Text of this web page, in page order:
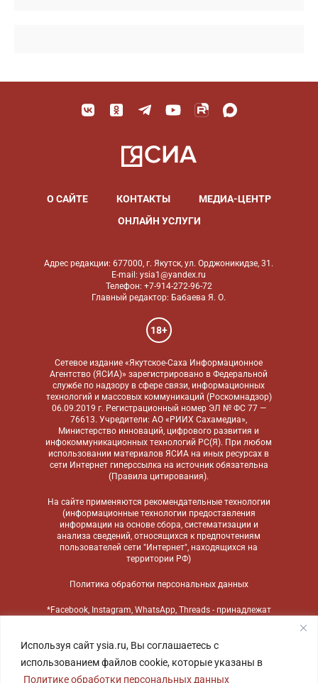
Используя сайт ysia.ru, Вы соглашаетесь с
использованием файлов cookie, которые указаны в
Политике обработки персональных данных
О САЙТЕ КОНТАКТЫ
МЕДИА-ЦЕНТР
ОНЛАЙН УСЛУГИ
Адрес редакции: 677000, г. Якутск, ул. Орджоникидзе, 31.
E-mail: ysia1@yandex.ru
Телефон: +7-914-272-96-72
Главный редактор: Бабаева Я. О.
18+
Сетевое издание «Якутское-Саха Информационное
Агентство (ЯСИА)» зарегистрировано в Федеральной
службе по надзору в сфере связи, информационных
технологий и массовых коммуникаций (Роскомнадзор)
06.09.2019 г. Регистрационный номер ЭЛ № ФС 77 —
76613. Учредители: АО «РИИХ Сахамедиа»,
Министерство инноваций, цифрового развития и
инфокоммуникационных технологий РС(Я). При любом
использовании материалов ЯСИА на иных ресурсах в
сети Интернет гиперссылка на источник обязательна
(Правила цитирования).
На сайте применяются рекомендательные технологии
(информационные технологии предоставления
информации на основе сбора, систематизации и
анализа сведений, относящихся к предпочтениям
пользователей сети "Интернет", находящихся на
территории РФ)
Политика обработки персональных данных
*Facebook, Instagram, WhatsApp, Threads - принадлежат